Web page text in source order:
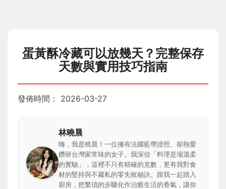
蛋黃酥冷藏可以放幾天？完整保存
天數與實用技巧指南
發佈時間： 2026-03-27
林曉晨
嗨，我是曉晨！一位擁有法國藍帶證照、卻熱愛
鑽研台灣家常味的女子。我深信「料理是場溫柔
的實驗」，這裡不只有精確的克數，更有我對食
材的堅持與不藏私的零失敗秘訣。跟我一起踏入
廚房，把繁瑣的步驟化作治癒生活的香氣，讓你